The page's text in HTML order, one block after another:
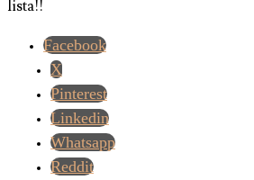
lista!!
Facebook
X
Pinterest
Linkedin
Whatsapp
Reddit